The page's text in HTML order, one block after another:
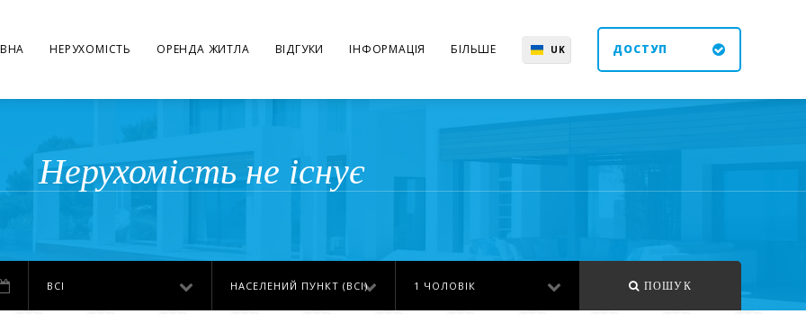
НЕРУХОМІСТЬ ОРЕНДА ЖИТЛА ВІДГУКИ ІНФОРМАЦІЯ БІЛЬШЕ UK ДОСТУП
Нерухомість не існує
ВСІ НАСЕЛЕНИЙ ПУНКТ (ВСІ) 1 ЧОЛОВІК ПОШУК